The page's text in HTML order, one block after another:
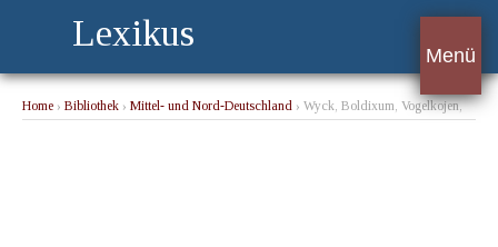
Lexikus
Menü
Home › Bibliothek › Mittel- und Nord-Deutschland › Wyck, Boldixum, Vogelkojen,